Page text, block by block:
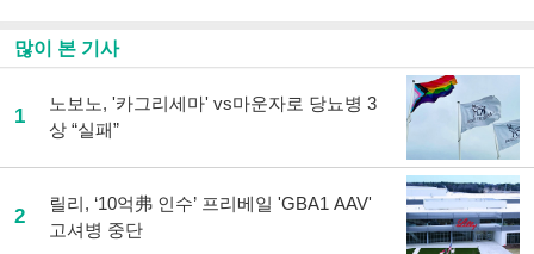
많이 본 기사
1
노보노, '카그리세마' vs마운자로 당뇨병 3
상 “실패”
2
릴리, ‘10억弗 인수’ 프리베일 'GBA1 AAV'
고셔병 중단